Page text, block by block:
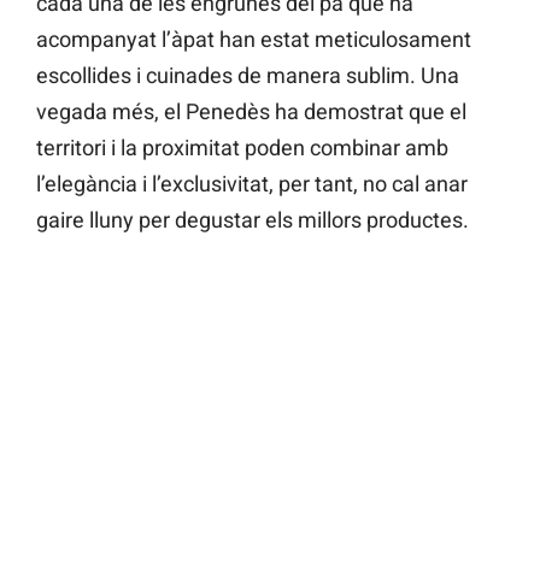
acompanyat l’àpat han estat meticulosament
escollides i cuinades de manera sublim. Una
vegada més, el Penedès ha demostrat que el
territori i la proximitat poden combinar amb
l’elegància i l’exclusivitat, per tant, no cal anar
gaire lluny per degustar els millors productes.